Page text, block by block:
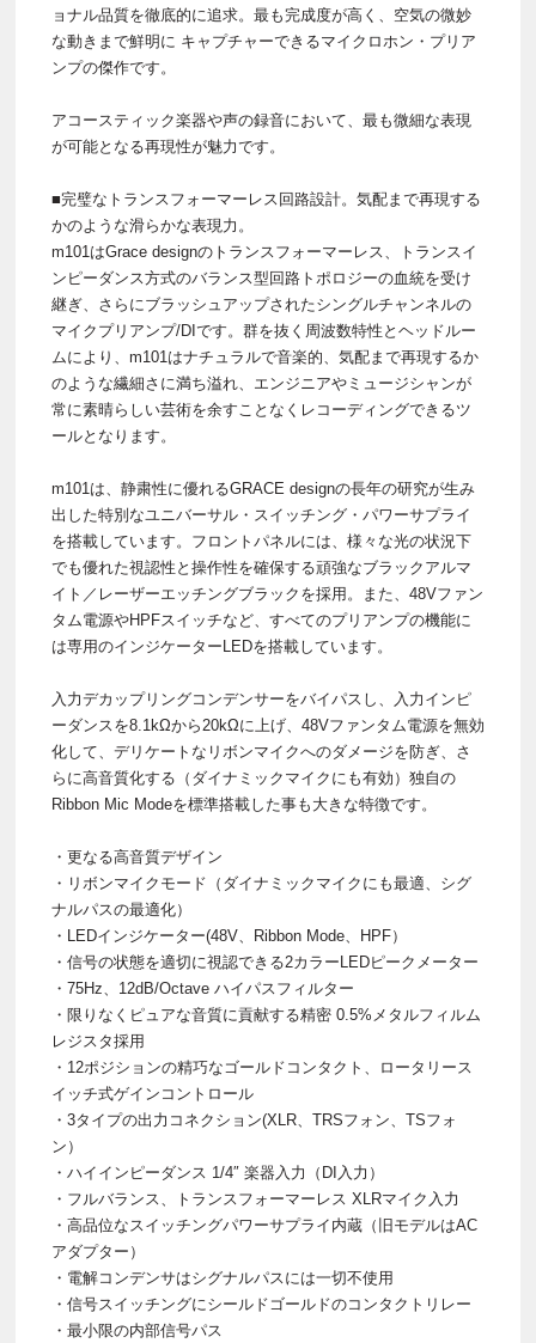
ョナル品質を徹底的に追求。最も完成度が高く、空気の微妙
な動きまで鮮明に キャプチャーできるマイクロホン・プリア
ンプの傑作です。
アコースティック楽器や声の録音において、最も微細な表現
が可能となる再現性が魅力です。
■完璧なトランスフォーマーレス回路設計。気配まで再現する
かのような滑らかな表現力。
m101はGrace designのトランスフォーマーレス、トランスイ
ンピーダンス方式のバランス型回路トポロジーの血統を受け
継ぎ、さらにブラッシュアップされたシングルチャンネルの
マイクプリアンプ/DIです。群を抜く周波数特性とヘッドルー
ムにより、m101はナチュラルで音楽的、気配まで再現するか
のような繊細さに満ち溢れ、エンジニアやミュージシャンが
常に素晴らしい芸術を余すことなくレコーディングできるツ
ールとなります。
m101は、静粛性に優れるGRACE designの長年の研究が生み
出した特別なユニバーサル・スイッチング・パワーサプライ
を搭載しています。フロントパネルには、様々な光の状況下
でも優れた視認性と操作性を確保する頑強なブラックアルマ
イト／レーザーエッチングブラックを採用。また、48Vファン
タム電源やHPFスイッチなど、すべてのプリアンプの機能に
は専用のインジケーターLEDを搭載しています。
入力デカップリングコンデンサーをバイパスし、入力インピ
ーダンスを8.1kΩから20kΩに上げ、48Vファンタム電源を無効
化して、デリケートなリボンマイクへのダメージを防ぎ、さ
らに高音質化する（ダイナミックマイクにも有効）独自の
Ribbon Mic Modeを標準搭載した事も大きな特徴です。
・更なる高音質デザイン
・リボンマイクモード（ダイナミックマイクにも最適、シグ
ナルパスの最適化）
・LEDインジケーター(48V、Ribbon Mode、HPF）
・信号の状態を適切に視認できる2カラーLEDピークメーター
・75Hz、12dB/Octave ハイパスフィルター
・限りなくピュアな音質に貢献する精密 0.5%メタルフィルム
レジスタ採用
・12ポジションの精巧なゴールドコンタクト、ロータリース
イッチ式ゲインコントロール
・3タイプの出力コネクション(XLR、TRSフォン、TSフォ
ン）
・ハイインピーダンス 1/4″ 楽器入力（DI入力）
・フルバランス、トランスフォーマーレス XLRマイク入力
・高品位なスイッチングパワーサプライ内蔵（旧モデルはAC
アダプター）
・電解コンデンサはシグナルパスには一切不使用
・信号スイッチングにシールドゴールドのコンタクトリレー
・最小限の内部信号パス